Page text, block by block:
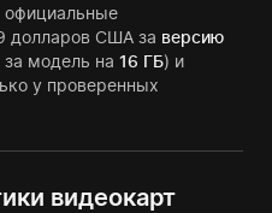
официальные
долларов США за версию
модель на 16 ГБ) и
у проверенных
видеокарт